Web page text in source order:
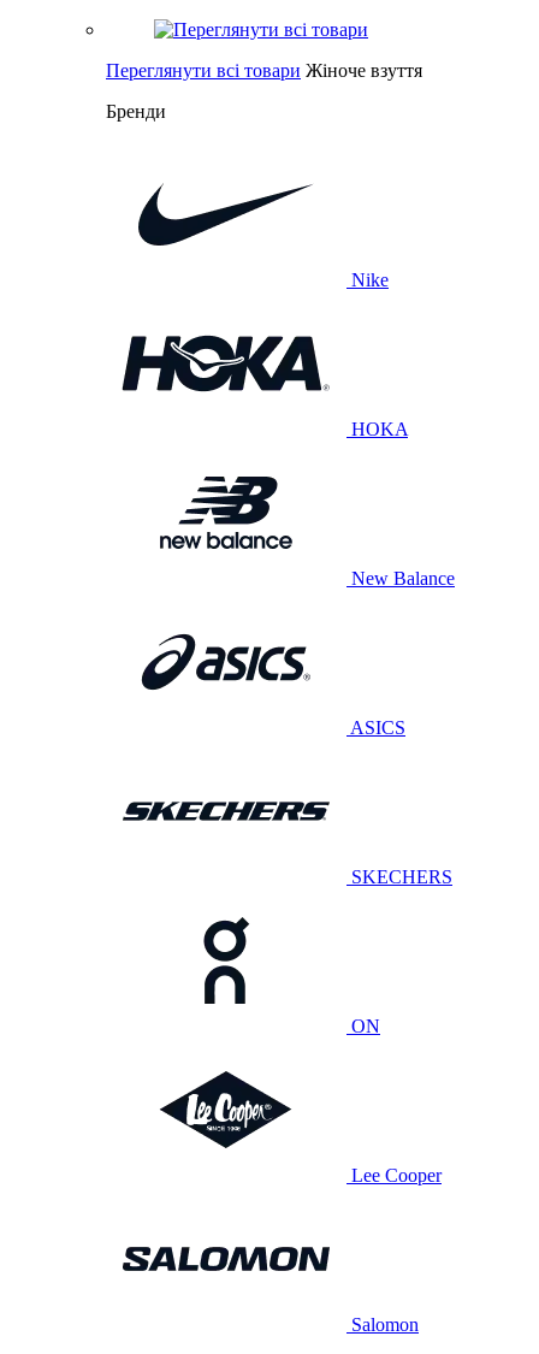
Переглянути всі товари Жіноче взуття
Бренди
Nike
HOKA
New Balance
ASICS
SKECHERS
ON
Lee Cooper
Salomon